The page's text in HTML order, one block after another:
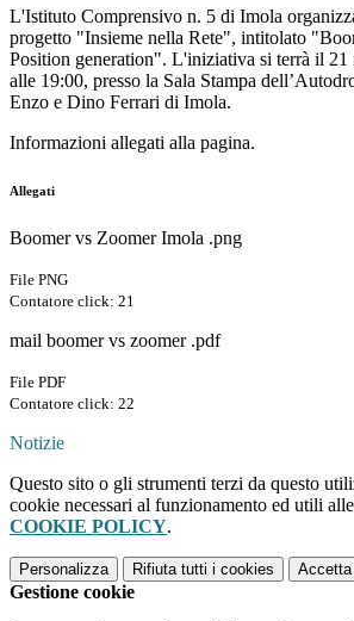
L'Istituto Comprensivo n. 5 di Imola
progetto "Insieme nella Rete", intitolato
Position generation". L'iniziativa si terrà il 21
alle 19:00, presso la Sala Stampa
Enzo e Dino Ferrari di Imola.
Informazioni allegati alla pagina.
Allegati
Boomer vs Zoomer Imola .png
File PNG
Contatore click: 21
mail boomer vs zoomer .pdf
File PDF
Contatore click: 22
Notizie
Questo sito o gli strumenti terzi da questo
cookie necessari al funzionamento ed utili
COOKIE POLICY.
Personalizza Rifiuta tutti i cookies
Gestione cookie